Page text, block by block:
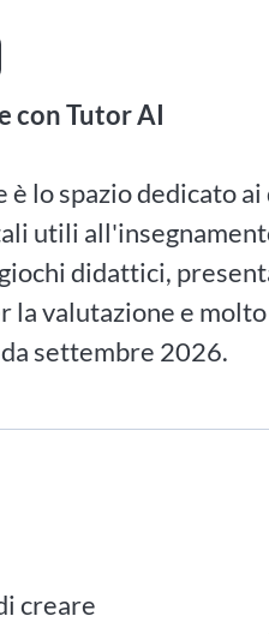
con Tutor AI
è lo spazio dedicato
utili
didattici,
la valutazione e
settembre 2026.
creare